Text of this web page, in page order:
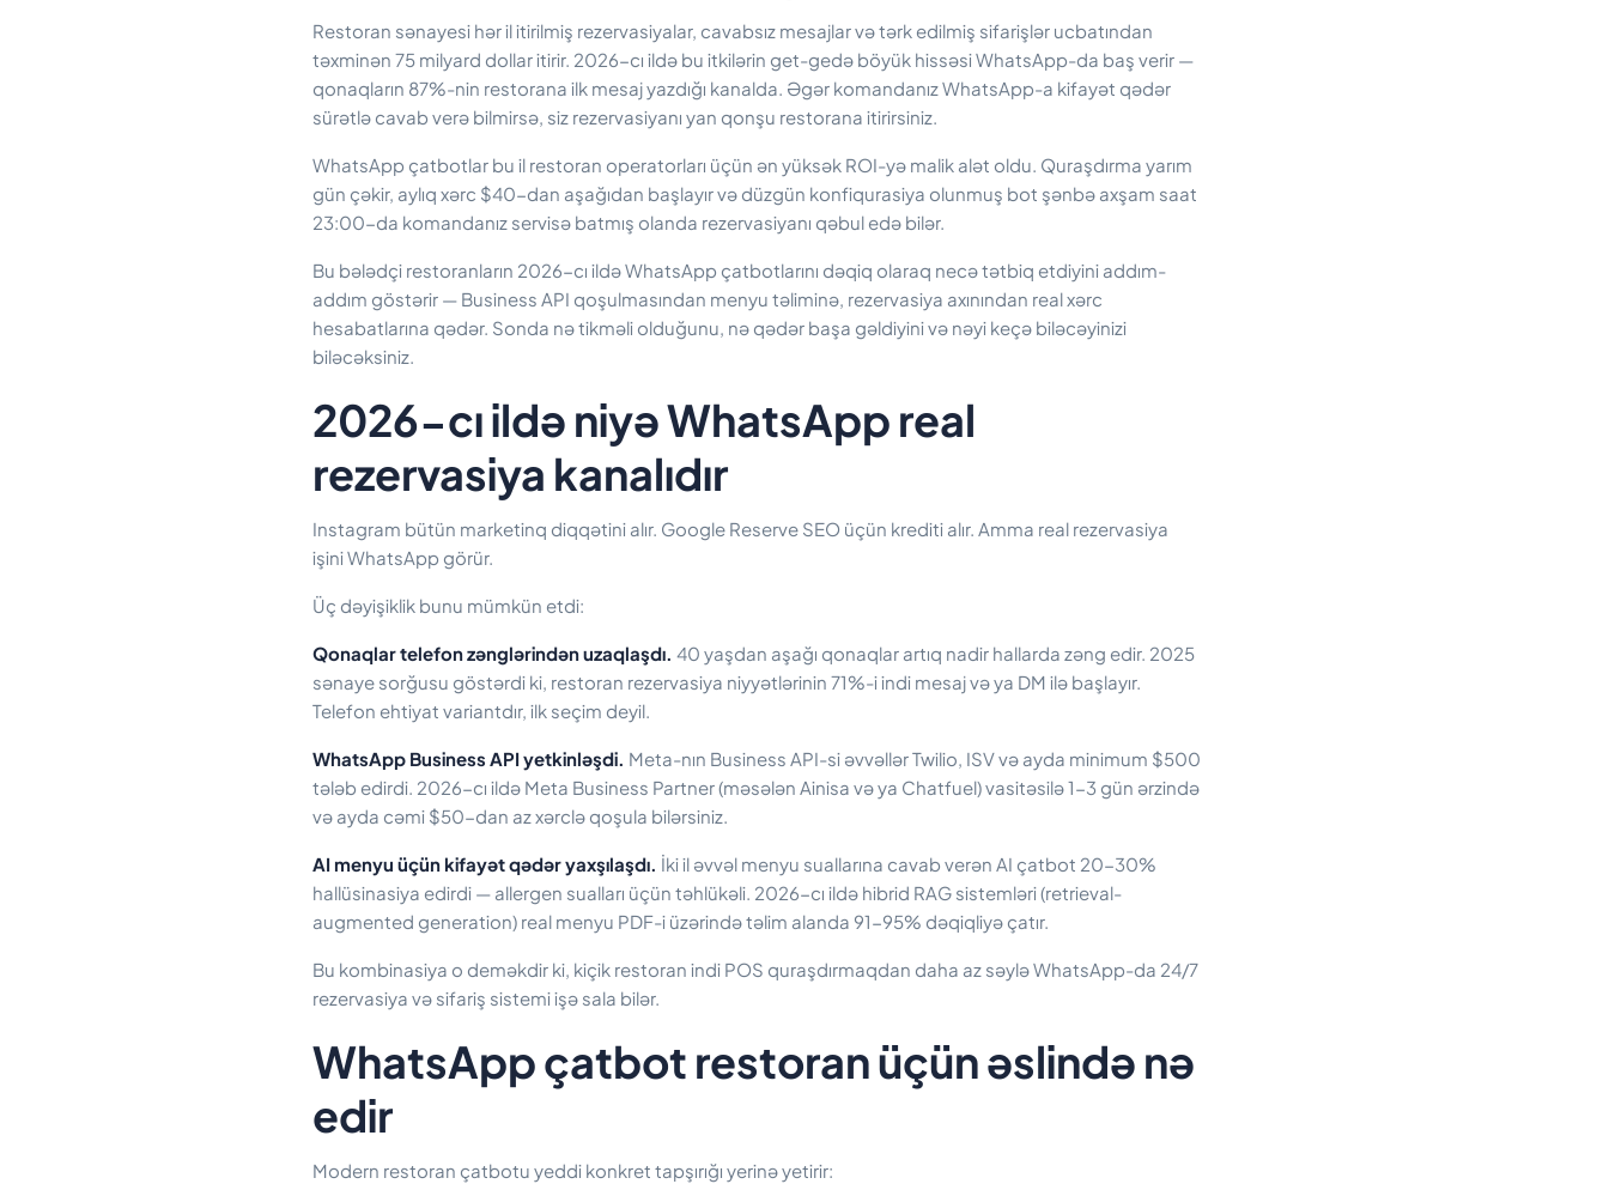
Restoran sənayesi hər il itirilmiş rezervasiyalar, cavabsız mesajlar və tərk edilmiş sifarişlər ucbatından
təxminən 75 milyard dollar itirir. 2026-cı ildə bu itkilərin get-gedə böyük hissəsi WhatsApp-da baş verir —
qonaqların 87%-nin restorana ilk mesaj yazdığı kanalda. Əgər komandanız WhatsApp-a kifayət qədər
sürətlə cavab verə bilmirsə, siz rezervasiyanı yan qonşu restorana itirirsiniz.
WhatsApp çatbotlar bu il restoran operatorları üçün ən yüksək ROI-yə malik alət oldu. Quraşdırma yarım
gün çəkir, aylıq xərc $40-dan aşağıdan başlayır və düzgün konfiqurasiya olunmuş bot şənbə axşam saat
23:00-da komandanız servisə batmış olanda rezervasiyanı qəbul edə bilər.
Bu bələdçi restoranların 2026-cı ildə WhatsApp çatbotlarını dəqiq olaraq necə tətbiq etdiyini addım-
addım göstərir — Business API qoşulmasından menyu təliminə, rezervasiya axınından real xərc
hesabatlarına qədər. Sonda nə tikməli olduğunu, nə qədər başa gəldiyini və nəyi keçə biləcəyinizi
biləcəksiniz.
2026-cı ildə niyə WhatsApp real
rezervasiya kanalıdır
Instagram bütün marketinq diqqətini alır. Google Reserve SEO üçün krediti alır. Amma real rezervasiya
işini WhatsApp görür.
Üç dəyişiklik bunu mümkün etdi:
Qonaqlar telefon zənglərindən uzaqlaşdı. 40 yaşdan aşağı qonaqlar artıq nadir hallarda zəng edir. 2025
sənaye sorğusu göstərdi ki, restoran rezervasiya niyyətlərinin 71%-i indi mesaj və ya DM ilə başlayır.
Telefon ehtiyat variantdır, ilk seçim deyil.
WhatsApp Business API yetkinləşdi. Meta-nın Business API-si əvvəllər Twilio, ISV və ayda minimum $500
tələb edirdi. 2026-cı ildə Meta Business Partner (məsələn Ainisa və ya Chatfuel) vasitəsilə 1-3 gün ərzində
və ayda cəmi $50-dan az xərclə qoşula bilərsiniz.
AI menyu üçün kifayət qədər yaxşılaşdı. İki il əvvəl menyu suallarına cavab verən AI çatbot 20-30%
hallüsinasiya edirdi — allergen sualları üçün təhlükəli. 2026-cı ildə hibrid RAG sistemləri (retrieval-
augmented generation) real menyu PDF-i üzərində təlim alanda 91-95% dəqiqliyə çatır.
Bu kombinasiya o deməkdir ki, kiçik restoran indi POS quraşdırmaqdan daha az səylə WhatsApp-da 24/7
rezervasiya və sifariş sistemi işə sala bilər.
WhatsApp çatbot restoran üçün əslində nə
edir
Modern restoran çatbotu yeddi konkret tapşırığı yerinə yetirir: